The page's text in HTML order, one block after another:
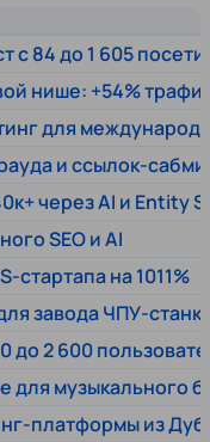
с 84 до 1 605
нише: +54%
для
и ссылок-
через AI и Entity
SEO и AI
стартапа на 1011%
завода ЧПУ-
до 2 600
для музыкального
платформы из